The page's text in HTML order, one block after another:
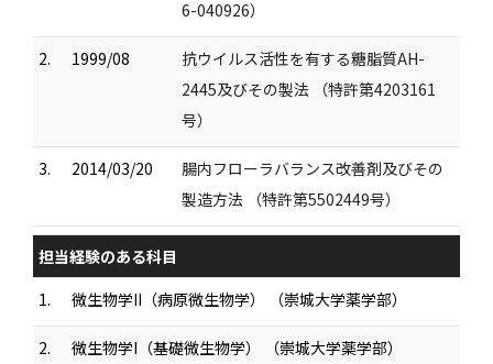
6-040926）
2. 1999/08
抗ウイルス活性を有する糖脂質AH-
2445及びその製法 （特許第4203161
号）
3. 2014/03/20
腸内フローラバランス改善剤及びその
製造方法 （特許第5502449号）
担当経験のある科目
1.
微生物学II（病原微生物学） （崇城大学薬学部）
2. 微生物学I（基礎微生物学） （崇城大学薬学部）